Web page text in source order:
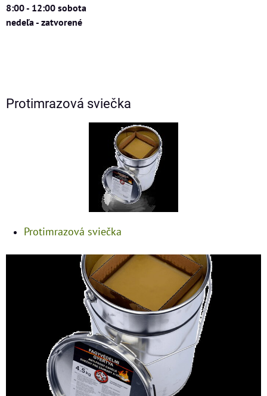
8:00 - 12:00 sobota
nedeľa - zatvorené
Protimrazová sviečka
Protimrazová sviečka